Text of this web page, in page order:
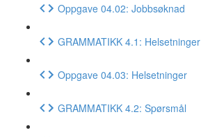
Oppgave 04.02: Jobbsøknad
GRAMMATIKK 4.1: Helsetninger
Oppgave 04.03: Helsetninger
GRAMMATIKK 4.2: Spørsmål